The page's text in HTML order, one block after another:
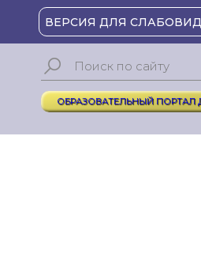
ВЕРСИЯ ДЛЯ
ОБРАЗОВАТЕЛЬНЫЙ ПОРТАЛ